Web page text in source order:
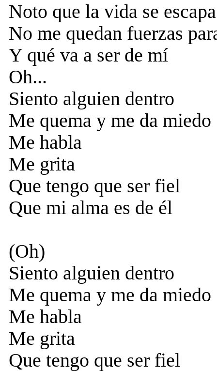
Noto que la vida se
No me quedan fuerzas
Y qué va a ser de mí
Oh...
Siento alguien dentro
Me quema y me da miedo
Me habla
Me grita
Que tengo que ser fiel
Que mi alma es de él
(Oh)
Siento alguien dentro
Me quema y me da miedo
Me habla
Me grita
Que tengo que ser fiel